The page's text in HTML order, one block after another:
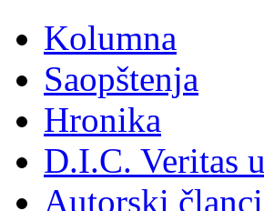
Kolumna
Saopštenja
Hronika
D.I.C. Veritas
Autorski članci